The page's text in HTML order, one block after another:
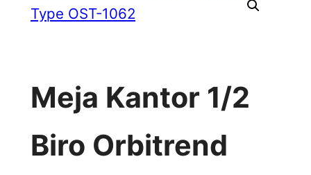
Meja Kantor 1/2
Biro Orbitrend